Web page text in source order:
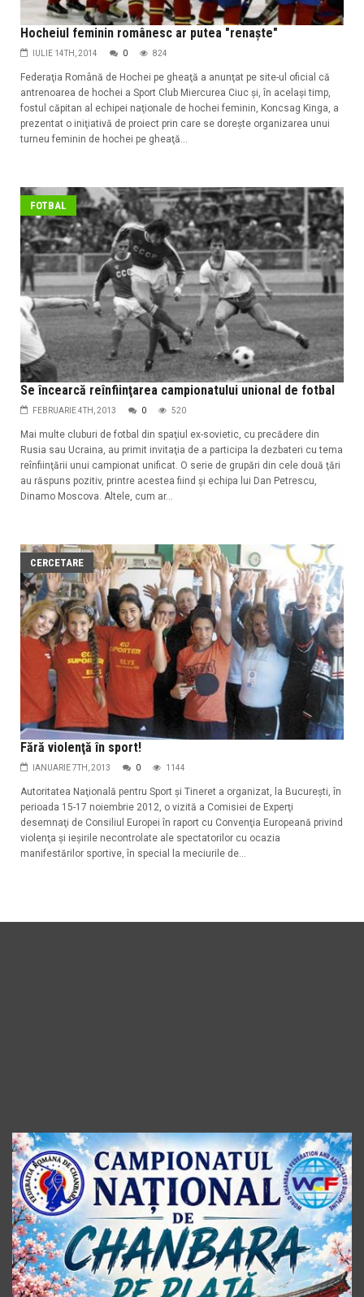
Hocheiul feminin românesc ar putea "renaşte"
IULIE 14TH, 2014 0 824
Federaţia Română de Hochei pe gheaţă a anunţat pe site-ul oficial că
antrenoarea de hochei a Sport Club Miercurea Ciuc şi, în acelaşi timp,
fostul căpitan al echipei naţionale de hochei feminin, Koncsag Kinga, a
prezentat o iniţiativă de proiect prin care se doreşte organizarea unui
turneu feminin de hochei pe gheaţă...
FOTBAL
Se încearcă reînfiinţarea campionatului unional de fotbal
FEBRUARIE 4TH, 2013 0 520
Mai multe cluburi de fotbal din spaţiul ex-sovietic, cu precădere din
Rusia sau Ucraina, au primit invitaţia de a participa la dezbateri cu tema
reînfiinţării unui campionat unificat. O serie de grupări din cele două ţări
au răspuns pozitiv, printre acestea fiind şi echipa lui Dan Petrescu,
Dinamo Moscova. Altele, cum ar...
CERCETARE
Fără violenţă în sport!
IANUARIE 7TH, 2013 0 1144
Autoritatea Naţională pentru Sport şi Tineret a organizat, la Bucureşti, în
perioada 15-17 noiembrie 2012, o vizită a Comisiei de Experţi
desemnaţi de Consiliul Europei în raport cu Convenţia Europeană privind
violenţa şi ieşirile necontrolate ale spectatorilor cu ocazia
manifestărilor sportive, în special la meciurile de...